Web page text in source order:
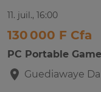
11. juil., 16:00
130 000 F Cfa
PC Portable
Guediawaye